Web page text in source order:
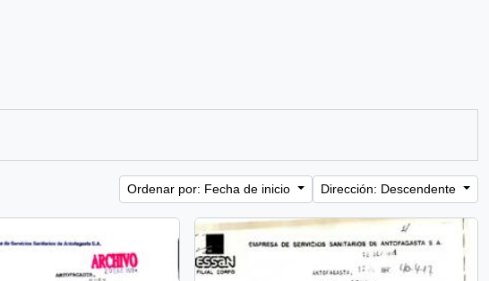
Ordenar por: Fecha de inicio Dirección: Descendente